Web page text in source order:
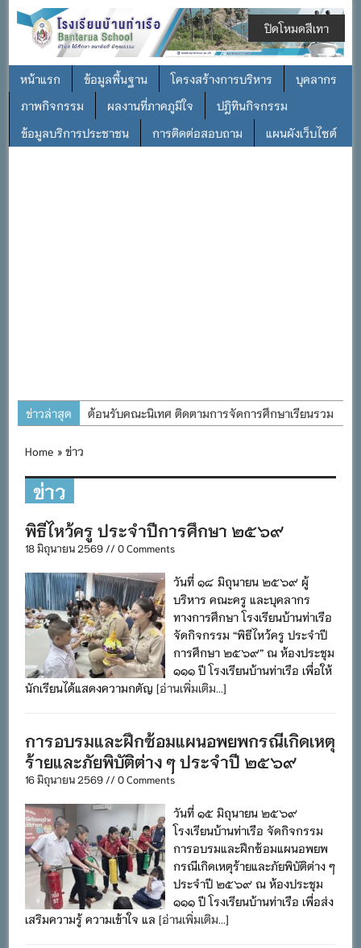
หน้าแรก ข้อมูลพื้นฐาน โครงสร้างการบริหาร
บุคลากร
ภาพกิจกรรม
ผลงานที่ภาคภูมิใจ
ปฎิทินกิจกรรม
ข้อมูลบริการประชาชน
การติดต่อสอบถาม แผนผังเว็บไซต์
ข่าวล่าสุด
ต้อนรับคณะนิเทศ ติดตามการจัดการศึกษาเรียนรวม
แผนปฏิบัติการประจำปีของโรงเรียนในสังกัด
พิธีถวายเครื่องราชสักการะ วางพานพุ่ม และจุด
เทียนถวายพระพรชัยมงคล เนื่องในโอกาสวันเฉลิม
พระชนมพรรษา พระบาทสมเด็จพระเจ้าอยู่หัว ๒๘
กรกฎาคม ๒๕๖๙
กิจกรรมถวายเทียนพรรษา สืบสานพระพุทธศาสนา
เนื่องในวันอาสาฬหบูชาและวันเข้าพรรษา
กิจกรรม SAFETY FOR KIDS เสริมสร้างวินัยและ
ความปลอดภัยในการใช้รถใช้ถนน
Home » ข่าว
ข่าว
พิธีไหว้ครู ประจำปีการศึกษา ๒๕๖๙
18 มิถุนายน 2569 // 0 Comments
วันที่ ๑๘ มิถุนายน ๒๕๖๙ ผู้
บริหาร คณะครู และบุคลากร
ทางการศึกษา โรงเรียนบ้านท่าเรือ
จัดกิจกรรม “พิธีไหว้ครู ประจำปี
การศึกษา ๒๕๖๙” ณ ห้องประชุม
๑๑๑ ปี โรงเรียนบ้านท่าเรือ เพื่อให้
นักเรียนได้แสดงความกตัญ[อ่านเพิ่มเติม...]
การอบรมและฝึกซ้อมแผนอพยพกรณีเกิดเหตุ
ร้ายและภัยพิบัติต่าง ๆ ประจำปี ๒๕๖๙
16 มิถุนายน 2569 // 0 Comments
วันที่ ๑๕ มิถุนายน ๒๕๖๙
โรงเรียนบ้านท่าเรือ จัดกิจกรรม
การอบรมและฝึกซ้อมแผนอพยพ
กรณีเกิดเหตุร้ายและภัยพิบัติต่าง ๆ
ประจำปี ๒๕๖๙ ณ ห้องประชุม
๑๑๑ ปี โรงเรียนบ้านท่าเรือ เพื่อส่ง
เสริมความรู้ ความเข้าใจ แล[อ่านเพิ่มเติม...]
ปิดโหมดสีเทา